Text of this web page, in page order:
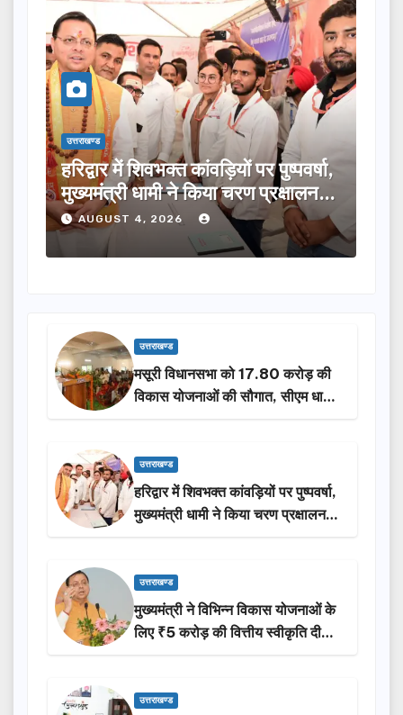
पर पुष्पवर्षा,
चरण प्रक्षालन…
उत्तराखण्ड
मुख्यमंत्री ने विभिन्न विकास
लिए ₹5 करोड़ की वित्तीय स्वीकृति
AUGUST 4, 2026
उत्तराखण्ड
मसूरी विधानसभा को 17.80 करोड़ की
विकास योजनाओं की सौगात, सीएम धामी
ने किया लोकार्पण-शिलान्यास.
उत्तराखण्ड
हरिद्वार में शिवभक्त कांवड़ियों पर पुष्पवर्षा,
मुख्यमंत्री धामी ने किया चरण प्रक्षालन…
उत्तराखण्ड
मुख्यमंत्री ने विभिन्न विकास योजनाओं के
लिए ₹5 करोड़ की वित्तीय स्वीकृति दी…
उत्तराखण्ड